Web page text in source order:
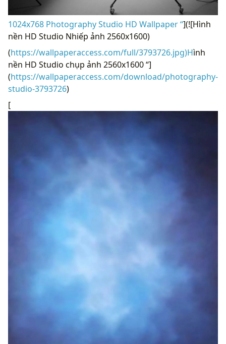
1024x768 Photography Studio HD Wallpaper “](![Hình
nền HD Studio Nhiếp ảnh 2560x1600)
(https://wallpaperaccess.com/full/3793726.jpg)Hình
nền HD Studio chụp ảnh 2560x1600 “]
(https://wallpaperaccess.com/download/photography-
studio-3793726)
[